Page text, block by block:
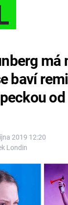
KOTEL
2019 12:20
Londin
má
baví